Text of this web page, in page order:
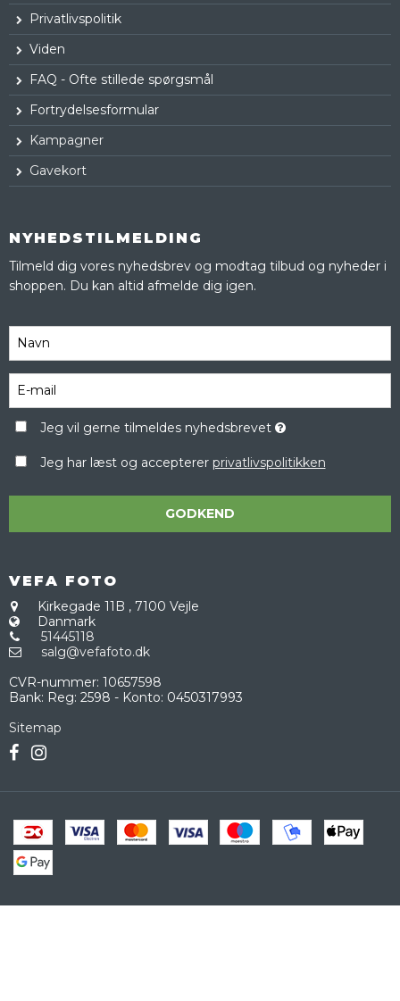
Privatlivspolitik
Viden
FAQ - Ofte stillede spørgsmål
Fortrydelsesformular
Kampagner
Gavekort
NYHEDSTILMELDING
Tilmeld dig vores nyhedsbrev og modtag tilbud og nyheder i
shoppen. Du kan altid afmelde dig igen.
Jeg vil gerne tilmeldes nyhedsbrevet
Jeg har læst og accepterer privatlivspolitikken
GODKEND
VEFA FOTO
Kirkegade 11B , 7100 Vejle
Danmark
51445118
salg@vefafoto.dk
CVR-nummer: 10657598
Bank: Reg: 2598 - Konto: 0450317993
Sitemap